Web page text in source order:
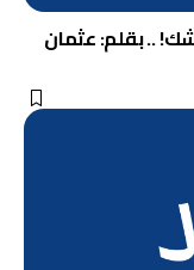
.. بقلم: عثمان